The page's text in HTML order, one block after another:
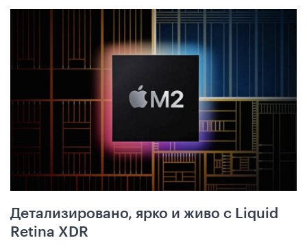
Детализировано, ярко и живо с Liquid
Retina XDR